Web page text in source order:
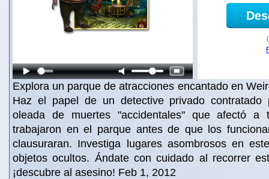
Explora un parque de atracciones encantado en
Haz el papel de un detective privado contratado
oleada de muertes "accidentales" que afectó a
trabajaron en el parque antes de que los
clausuraran. Investiga lugares asombrosos en
objetos ocultos. Ándate con cuidado al recorrer
¡descubre al asesino! Feb 1, 2012